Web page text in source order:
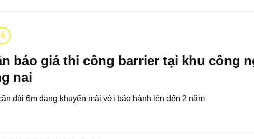
báo giá thi công barrier tại khu công
nai
dài 6m đang khuyến mãi với bảo hành lên đến 2 năm